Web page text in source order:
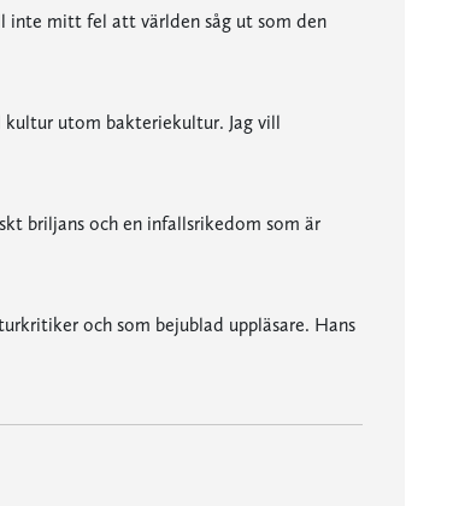
inte mitt fel att världen såg ut som den
utom bakteriekultur. Jag vill
briljans och en infallsrikedom som är
och som bejublad uppläsare. Hans